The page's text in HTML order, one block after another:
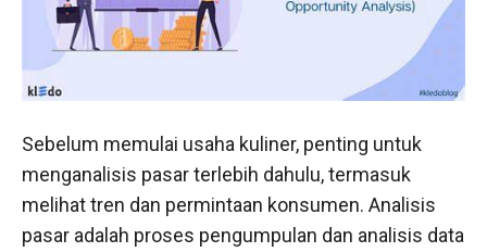
Sebelum memulai usaha kuliner, penting untuk
menganalisis pasar terlebih dahulu, termasuk
melihat tren dan permintaan konsumen. Analisis
pasar adalah proses pengumpulan dan analisis data